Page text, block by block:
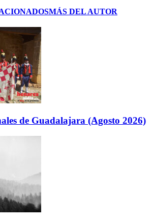
MÁS DEL AUTOR
de Guadalajara (Agosto 2026)